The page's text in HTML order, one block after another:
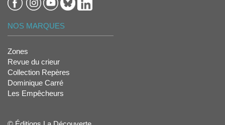
NOS MARQUES
Zones
Revue du crieur
Collection Repères
Dominique Carré
Les Empêcheurs